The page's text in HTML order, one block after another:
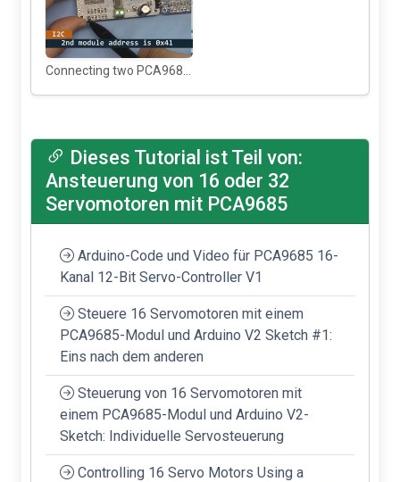
Dieses Tutorial ist Teil von:
Ansteuerung von 16 oder 32
Servomotoren mit PCA9685
Arduino-Code und Video für PCA9685 16-
Kanal 12-Bit Servo-Controller V1
Steuere 16 Servomotoren mit einem
PCA9685-Modul und Arduino V2 Sketch #1:
Eins nach dem anderen
Steuerung von 16 Servomotoren mit
einem PCA9685-Modul und Arduino V2-
Sketch: Individuelle Servosteuerung
Controlling 16 Servo Motors Using a